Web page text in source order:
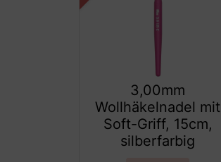
3,00mm
Wollhäkelnadel mit
Soft-Griff, 15cm,
silberfarbig